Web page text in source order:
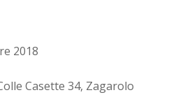
2018
Casette 34, Zagarolo